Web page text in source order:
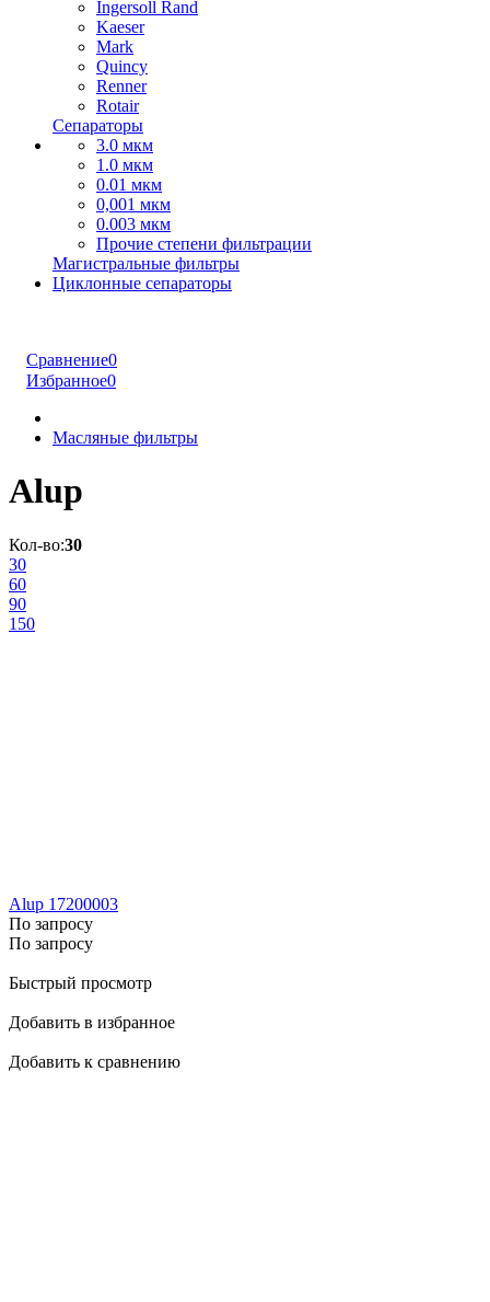
Ingersoll Rand
Kaeser
Mark
Quincy
Renner
Rotair
Сепараторы
3.0 мкм
1.0 мкм
0.01 мкм
0,001 мкм
0.003 мкм
Прочие степени фильтрации
Магистральные фильтры
Циклонные сепараторы
Сравнение0
Избранное0
Масляные фильтры
Alup
Кол-во:30
30
60
90
150
Alup 17200003
По запросу
По запросу
Быстрый просмотр
Добавить в избранное
Добавить к сравнению